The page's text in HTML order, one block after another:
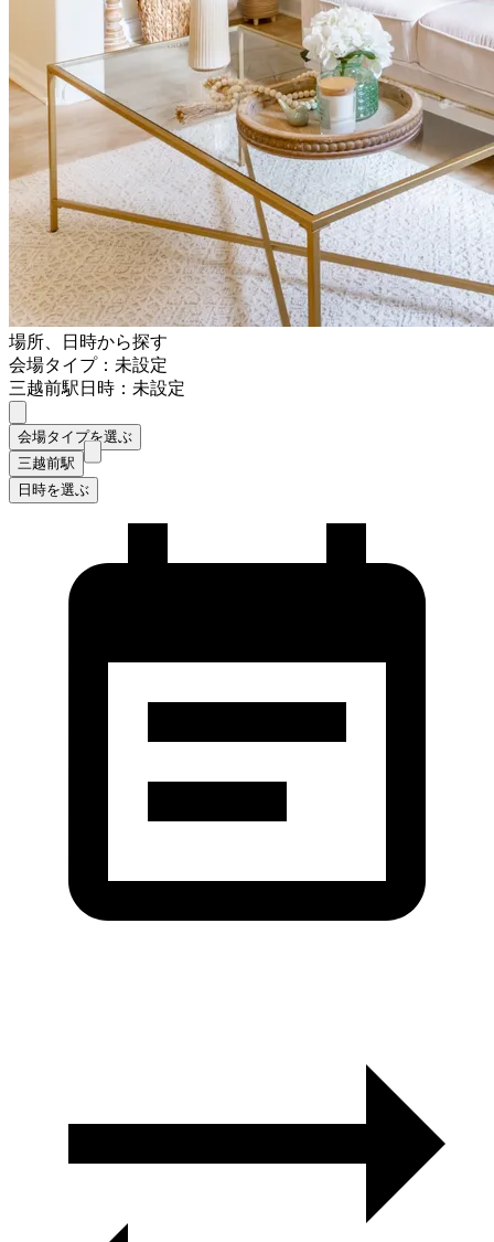
場所、日時から探す
会場タイプ：未設定
三越前駅日時：未設定
会場タイプを選ぶ
三越前駅
日時を選ぶ